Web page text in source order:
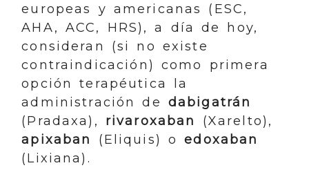
europeas y americanas (ESC,
AHA, ACC, HRS), a día de hoy,
consideran (si no existe
contraindicación) como primera
opción terapéutica la
administración de dabigatrán
(Pradaxa), rivaroxaban
(Xarelto),
apixaban
(Eliquis) oedoxaban
(Lixiana).